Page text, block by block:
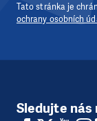
Tato stránka je
ochrany osobních
Sledujte